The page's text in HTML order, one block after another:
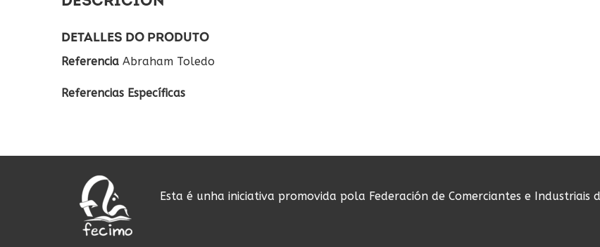
DETALLES DO PRODUTO
Referencia Abraham Toledo
Referencias Específicas
Esta é unha iniciativa promovida pola Federación de Comerciantes e Industriais